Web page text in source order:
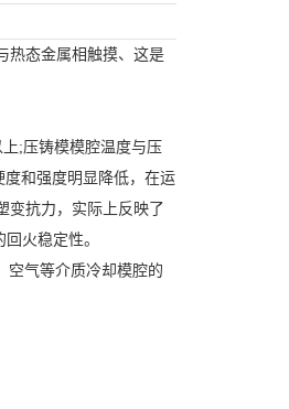
热态金属相触摸、这是
;压铸模模腔温度与压
和强度明显降低，在运
变抗力，实际上反映了
火稳定性。
空气等介质冷却模腔的